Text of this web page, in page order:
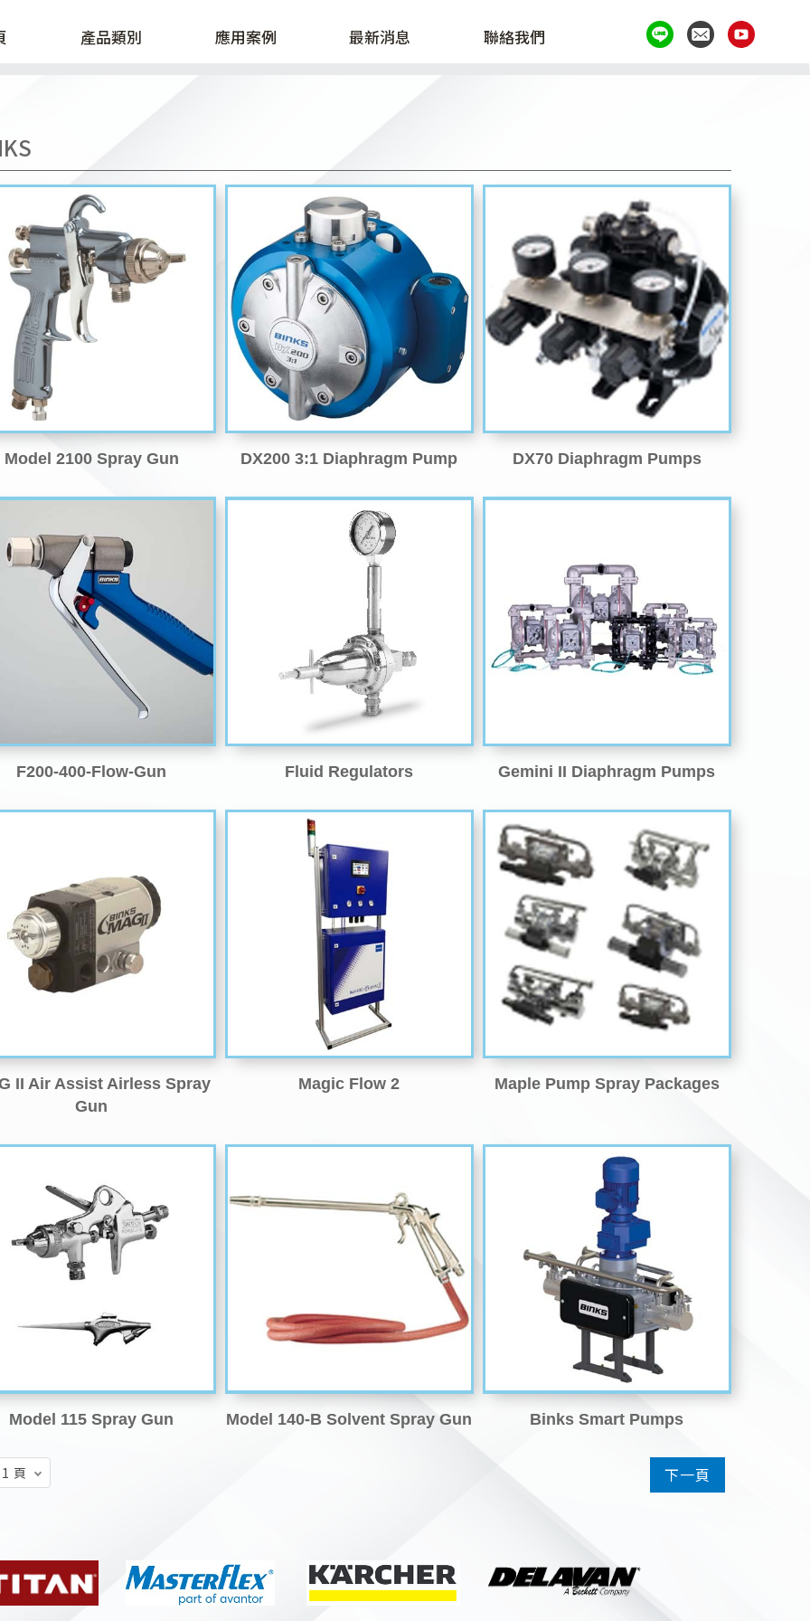
產品類別 應用案例 最新消息 聯絡我們
Model 2100 Spray Gun DX200 3:1 Diaphragm Pump DX70 Diaphragm Pumps
F200-400-Flow-Gun Fluid Regulators Gemini II Diaphragm Pumps
II Air Assist Airless Spray
Gun
Magic Flow 2 Maple Pump Spray Packages
Model 115 Spray Gun Model 140-B Solvent Spray Gun Binks Smart Pumps
下一頁